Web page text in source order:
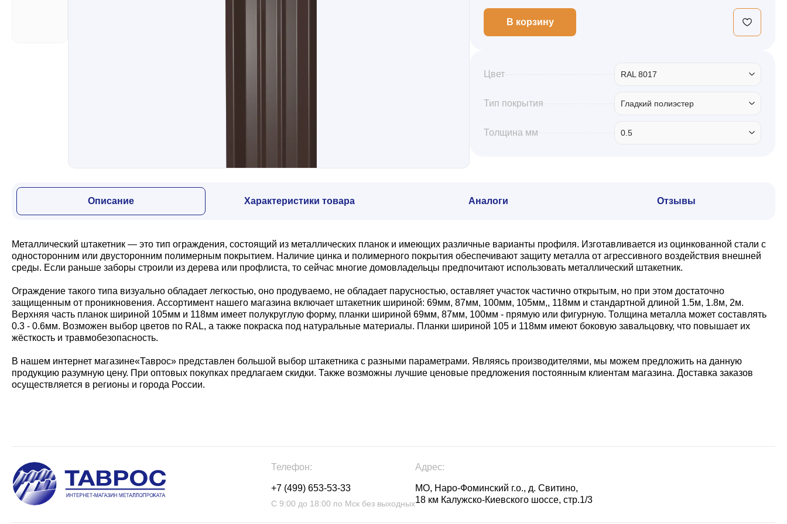
В корзину
Цвет RAL 8017
Тип покрытия Гладкий полиэстер
Толщина мм 0.5
Описание Характеристики товара Аналоги Отзывы
Металлический штакетник — это тип ограждения, состоящий из металлических планок и имеющих различные варианты профиля. Изготавливается из оцинкованной стали с
односторонним или двусторонним полимерным покрытием. Наличие цинка и полимерного покрытия обеспечивают защиту металла от агрессивного воздействия внешней
среды. Если раньше заборы строили из дерева или профлиста, то сейчас многие домовладельцы предпочитают использовать металлический штакетник.
Ограждение такого типа визуально обладает легкостью, оно продуваемо, не обладает парусностью, оставляет участок частично открытым, но при этом достаточно
защищенным от проникновения. Ассортимент нашего магазина включает штакетник шириной: 69мм, 87мм, 100мм, 105мм,, 118мм и стандартной длиной 1.5м, 1.8м, 2м.
Верхняя часть планок шириной 105мм и 118мм имеет полукруглую форму, планки шириной 69мм, 87мм, 100мм - прямую или фигурную. Толщина металла может составлять
0.3 - 0.6мм. Возможен выбор цветов по RAL, а также покраска под натуральные материалы. Планки шириной 105 и 118мм имеют боковую завальцовку, что повышает их
жёсткость и травмобезопасность.
В нашем интернет магазине«Таврос» представлен большой выбор штакетника с разными параметрами. Являясь производителями, мы можем предложить на данную
продукцию разумную цену. При оптовых покупках предлагаем скидки. Также возможны лучшие ценовые предложения постоянным клиентам магазина. Доставка заказов
осуществляется в регионы и города России.
Телефон:
+7 (499) 653-53-33
С 9:00 до 18:00 по Мск без выходных
Адрес:
МО, Наро-Фоминский г.о., д. Свитино,
18 км Калужско-Киевского шоссе, стр.1/3